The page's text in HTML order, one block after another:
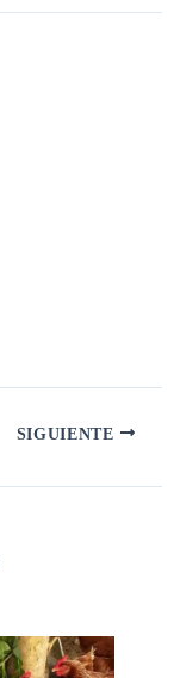
SIGUIENTE